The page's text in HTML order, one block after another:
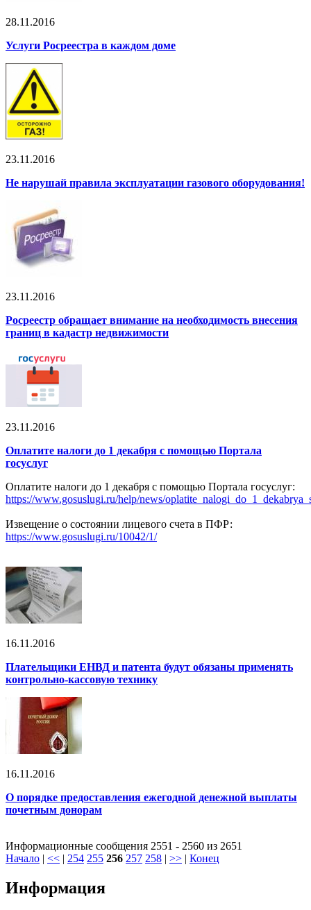
28.11.2016
Услуги Росреестра в каждом доме
23.11.2016
Не нарушай правила эксплуатации газового оборудования!
23.11.2016
Росреестр обращает внимание на необходимость внесения
границ в кадастр недвижимости
23.11.2016
Оплатите налоги до 1 декабря с помощью Портала
госуслуг
Оплатите налоги до 1 декабря с помощью Портала госуслуг:
https://www.gosuslugi.ru/help/news/
Извещение о состоянии лицевого счета в ПФР:
https://www.gosuslugi.ru/10042/1/
16.11.2016
Плательщики ЕНВД и патента будут обязаны применять
контрольно-кассовую технику
16.11.2016
О порядке предоставления ежегодной денежной выплаты
почетным донорам
Информационные сообщения 2551 - 2560 из 2651
Начало | << | 254 255 256 257 258 | >> | Конец
Информация